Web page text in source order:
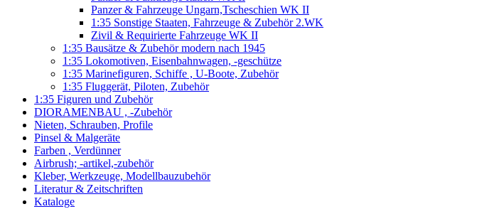
Panzer & Fahrzeuge Ungarn,Tscheschien WK II
1:35 Sonstige Staaten, Fahrzeuge & Zubehör 2.WK
Zivil & Requirierte Fahrzeuge WK II
1:35 Bausätze & Zubehör modern nach 1945
1:35 Lokomotiven, Eisenbahnwagen, -geschütze
1:35 Marinefiguren, Schiffe , U-Boote, Zubehör
1:35 Fluggerät, Piloten, Zubehör
1:35 Figuren und Zubehör
DIORAMENBAU , -Zubehör
Nieten, Schrauben, Profile
Pinsel & Malgeräte
Farben , Verdünner
Airbrush; -artikel,-zubehör
Kleber, Werkzeuge, Modellbauzubehör
Literatur & Zeitschriften
Kataloge